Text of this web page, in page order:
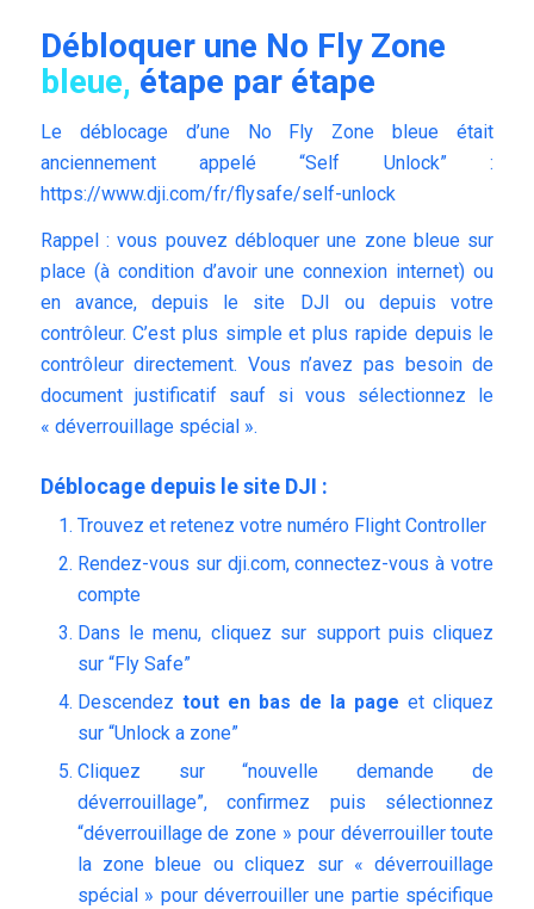
Débloquer une No Fly Zone
bleue, étape par étape
Le déblocage d’une No Fly Zone bleue était
anciennement appelé “Self Unlock” :
https://www.dji.com/fr/flysafe/self-unlock
Rappel : vous pouvez débloquer une zone bleue sur
place (à condition d’avoir une connexion internet) ou
en avance, depuis le site DJI ou depuis votre
contrôleur. C’est plus simple et plus rapide depuis le
contrôleur directement. Vous n’avez pas besoin de
document justificatif sauf si vous sélectionnez le
« déverrouillage spécial ».
Déblocage depuis le site DJI :
Trouvez et retenez votre numéro Flight Controller
Rendez-vous sur dji.com, connectez-vous à votre
compte
Dans le menu, cliquez sur support puis cliquez
sur “Fly Safe”
Descendez tout en bas de la page et cliquez
sur “Unlock a zone”
Cliquez sur “nouvelle demande de
déverrouillage”, confirmez puis sélectionnez
“déverrouillage de zone » pour déverrouiller toute
la zone bleue ou cliquez sur « déverrouillage
spécial » pour déverrouiller une partie spécifique